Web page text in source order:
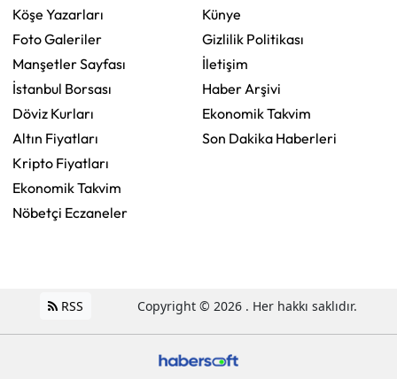
Köşe Yazarları
Foto Galeriler
Manşetler Sayfası
İstanbul Borsası
Döviz Kurları
Altın Fiyatları
Kripto Fiyatları
Ekonomik Takvim
Nöbetçi Eczaneler
Künye
Gizlilik Politikası
İletişim
Haber Arşivi
Ekonomik Takvim
Son Dakika Haberleri
RSS Copyright © 2026 . Her hakkı saklıdır.